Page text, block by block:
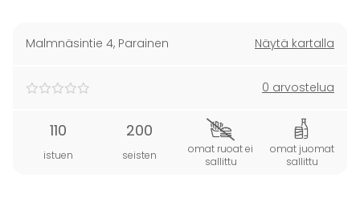
Malmnäsintie 4, Parainen Näytä kartalla
0 arvostelua
110
istuen
200
seisten
omat ruoat ei
sallittu
omat juomat
sallittu